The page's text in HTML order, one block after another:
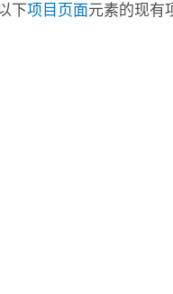
下项目页面元素的现有